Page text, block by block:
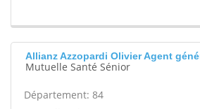
Allianz Azzopardi Olivier Agent
Mutuelle Santé Sénior
Département: 84